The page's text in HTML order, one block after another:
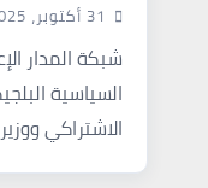
31 أكتوبر، 2025
شبكة المدار
السياسية
الاشتراكي